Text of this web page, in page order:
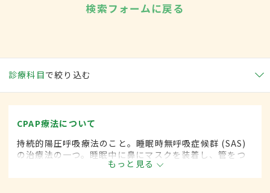
検索フォームに戻る
診療科目で絞り込む
CPAP療法について
持続的陽圧呼吸療法のこと。睡眠時無呼吸症候群 (SAS)
の治療法の一つ。睡眠中に鼻にマスクを装着し、管をつ
ないだ専用の機械から空気を送り気道を広げて睡眠中の
無呼吸を防止する。CPAP装置を医療機関からレンタルし
もっと見る